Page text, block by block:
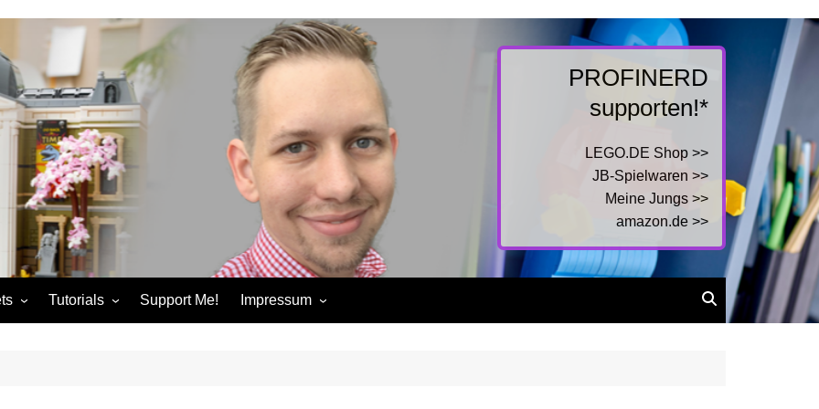
PROFINERD
supporten!*
LEGO.DE Shop >>
JB-Spielwaren >>
Meine Jungs >>
amazon.de >>
Tutorials Support Me! Impressum